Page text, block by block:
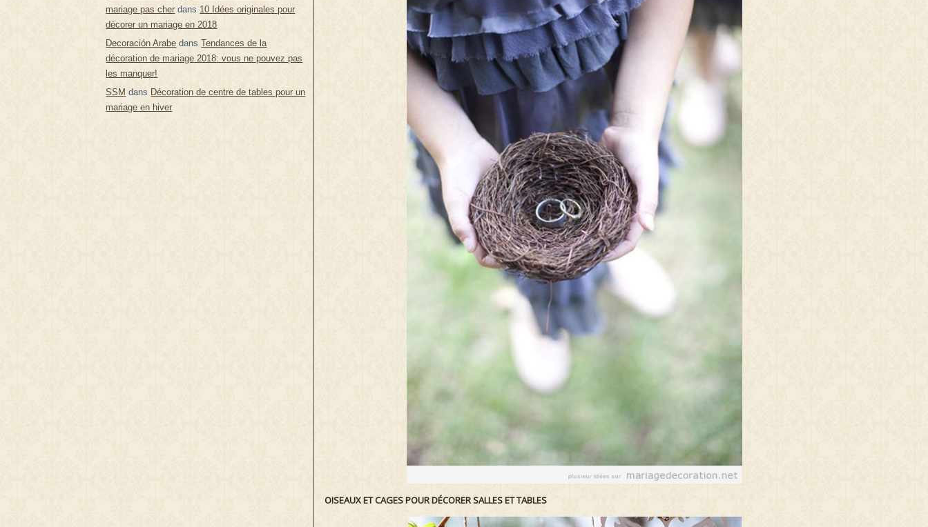
mariage pas cherdans 10 Idées originales pour
décorer un mariage en 2018
Decoración Arabe dansTendances de la
décoration de mariage 2018: vous ne pouvez pas
les manquer!
SSM dans Décoration de centre de tables pour un
mariage en hiver
OISEAUX ET CAGES POUR DÉCORER SALLES ET TABLES